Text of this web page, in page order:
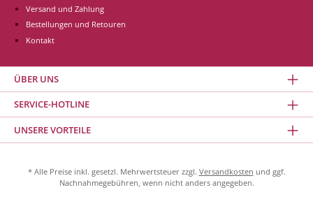
Versand und Zahlung
Bestellungen und Retouren
Kontakt
ÜBER UNS
SERVICE-HOTLINE
UNSERE VORTEILE
* Alle Preise inkl. gesetzl. Mehrwertsteuer zzgl. Versandkosten und ggf.
Nachnahmegebühren, wenn nicht anders angegeben.